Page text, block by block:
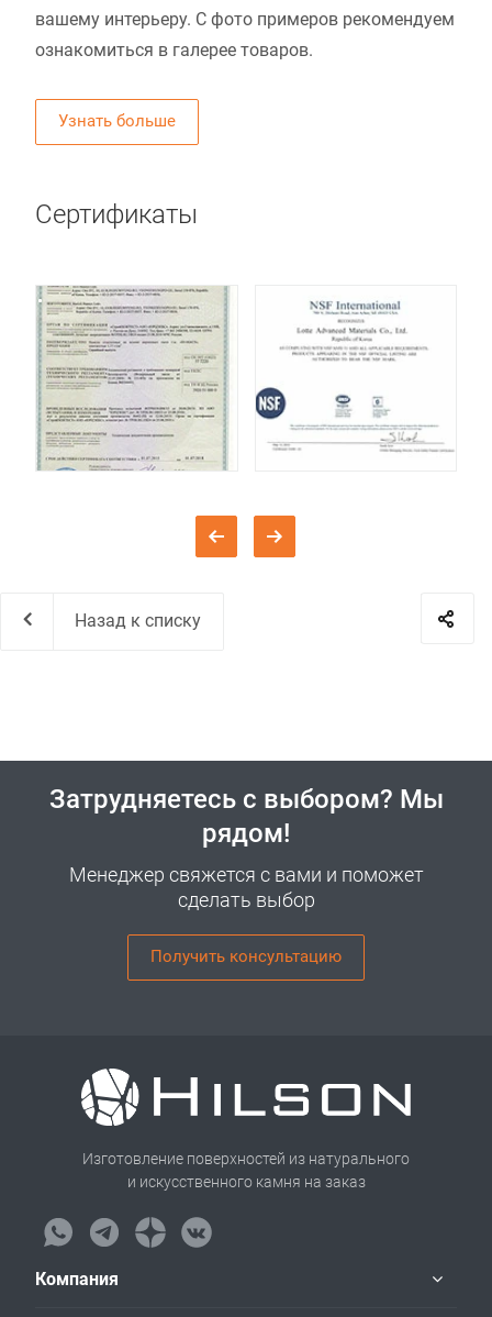
вашему интерьеру. С фото примеров рекомендуем
ознакомиться в галерее товаров.
Узнать больше
Сертификаты
Назад к списку
Затрудняетесь с выбором? Мы
рядом!
Менеджер свяжется с вами и поможет
сделать выбор
Получить консультацию
Изготовление поверхностей из натурального
и искусственного камня на заказ
Компания